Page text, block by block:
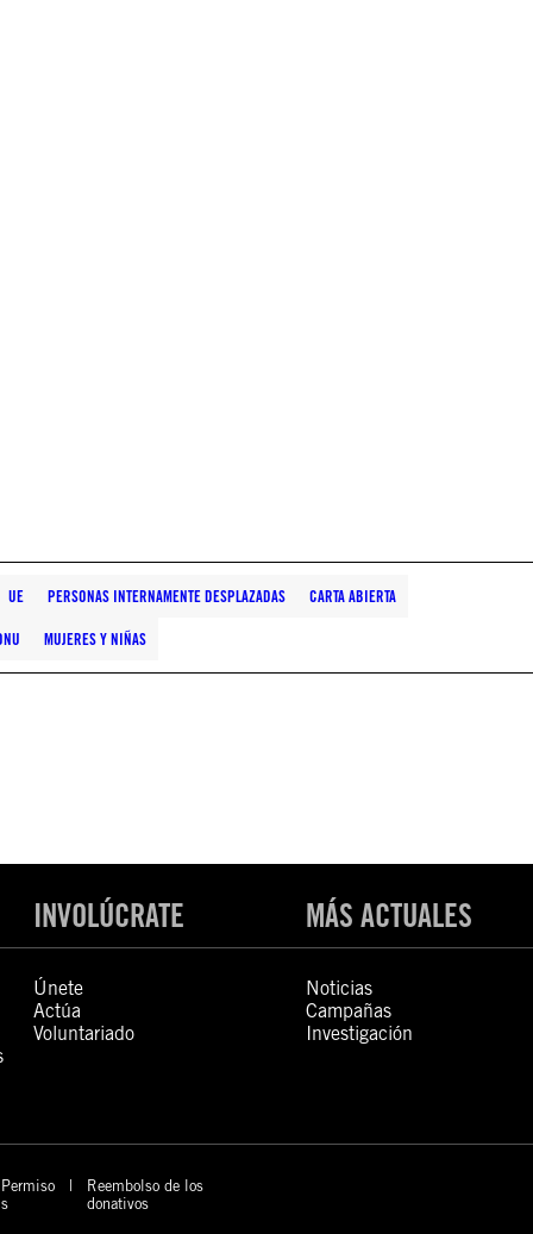
UE PERSONAS INTERNAMENTE DESPLAZADAS CARTA ABIERTA
MUJERES Y NIÑAS
INVOLÚCRATE
Únete
Actúa
Voluntariado
MÁS ACTUALES
Noticias
Campañas
Investigación
Permiso
s
Reembolso de los
donativos